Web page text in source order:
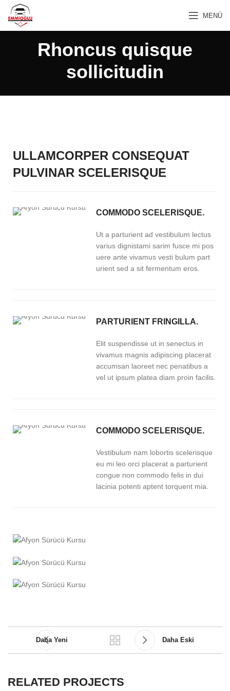
MENÜ
Rhoncus quisque
sollicitudin
ULLAMCORPER CONSEQUAT
PULVINAR SCELERISQUE
COMMODO SCELERISQUE.
Ut a parturient ad vestibulum lectus
varius dignistami sarim fusce mi pos
uere ante vivamus vesti bulum part
urient sed a sit fermentum eros.
PARTURIENT FRINGILLA.
Elit suspendisse ut in senectus in
vivamus magnis adipiscing placerat
accumsan laoreet nec penatibus a
vel ut ipsum platea diam proin facilis.
COMMODO SCELERISQUE.
Vestibulum nam lobortis scelerisque
eu mi leo orci placerat a parturient
congue non commodo felis in dui
lacinia potenti aptent torquent mia.
Daha Yeni Daha Eski
RELATED PROJECTS